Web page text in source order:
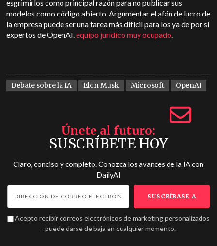
esgrimirlos como principal razón para no publicar sus
modelos como código abierto. Argumentar el afán de lucro de
la empresa puede ser una tarea más difícil para los ya de por sí
expertos de OpenAI.equipo jurídico muy ocupado.
Debate sobre la IA Elon Musk Microsoft OpenAI
Únete al futuro
SUSCRÍBETE HOY
Claro, conciso y completo. Conozca los avances de la IA con
DailyAI
Acepto recibir correos electrónicos de marketing personalizados
- puede darse de baja en cualquier momento.